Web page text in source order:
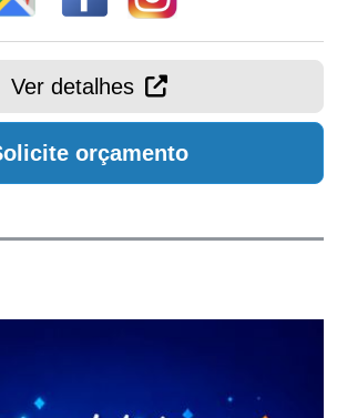
Ver detalhes
orçamento